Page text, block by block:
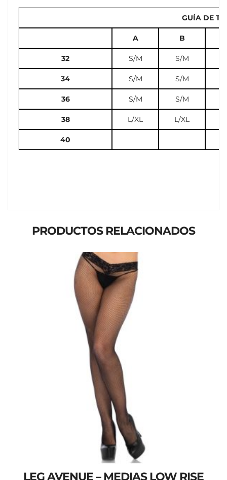
GUÍA DE
A B
32 S/M S/M
34 S/M S/M
36 S/M S/M
38 L/XL L/XL
40
PRODUCTOS RELACIONADOS
LEG AVENUE – MEDIAS LOW RISE